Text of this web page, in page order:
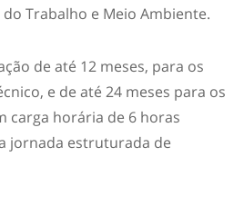
Trabalho e Meio Ambiente.
de até 12 meses, para os
e de até 24 meses para os
carga horária de 6 horas
jornada estruturada de